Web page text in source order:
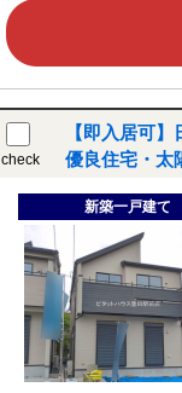
check
【即入居可
優良住宅・太
新築一戸建て